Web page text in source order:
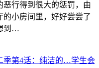
恶行得到很大的惩罚，由
小房间里，好好尝尝了
到…